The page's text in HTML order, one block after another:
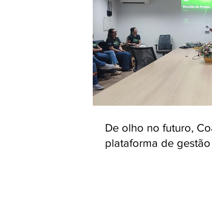
De olho no futuro,
plataforma de gestão